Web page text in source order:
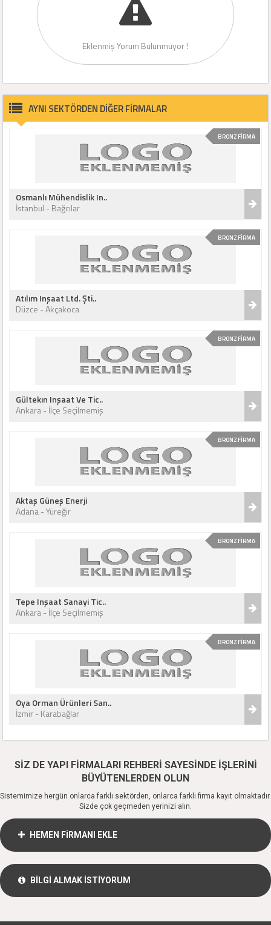
Eklenmiş Yorum Bulunmuyor !
AYNI SEKTÖRDEN DİĞER FİRMALAR
BRONZ FİRMA
Osmanlı Mühendislik In..
İstanbul - Bağcılar
BRONZ FİRMA
Atılım Inşaat Ltd. Şti..
Düzce - Akçakoca
BRONZ FİRMA
Gültekın Inşaat Ve Tic..
Ankara - İlçe Seçilmemiş
BRONZ FİRMA
Aktaş Güneş Enerji
Adana - Yüreğir
BRONZ FİRMA
Tepe Inşaat Sanayi Tic..
Ankara - İlçe Seçilmemiş
BRONZ FİRMA
Oya Orman Ürünleri San..
İzmir - Karabağlar
SİZ DE YAPI FİRMALARI REHBERİ SAYESİNDE İŞLERİNİ
BÜYÜTENLERDEN OLUN
Sistemimize hergün onlarca farklı sektörden, onlarca farklı firma kayıt olmaktadır.
Sizde çok geçmeden yerinizi alın.
HEMEN FİRMANI EKLE
BİLGİ ALMAK İSTİYORUM